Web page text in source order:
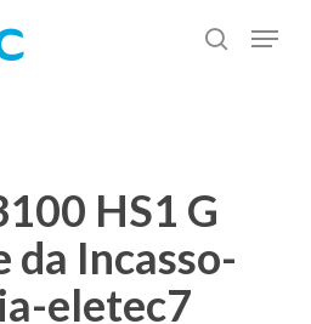
cerca
Menu
HS1 G
da Incasso-
eletec7